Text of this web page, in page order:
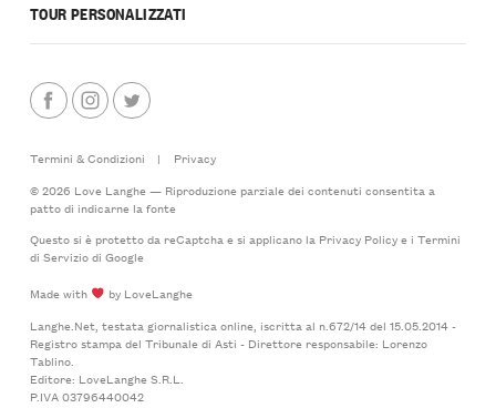
TOUR PERSONALIZZATI
Termini & Condizioni |
Privacy
© 2026 Love Langhe — Riproduzione parziale dei contenuti consentita a
patto di indicarne la fonte
Questo si è protetto da reCaptcha e si applicano la Privacy Policye i Termini
di Serviziodi Google
Made with
by LoveLanghe
Langhe.Net, testata giornalistica online, iscritta al n.672/14 del 15.05.2014 -
Registro stampa del Tribunale di Asti - Direttore responsabile: Lorenzo
Tablino.
Editore: LoveLanghe S.R.L.
P.IVA 03796440042